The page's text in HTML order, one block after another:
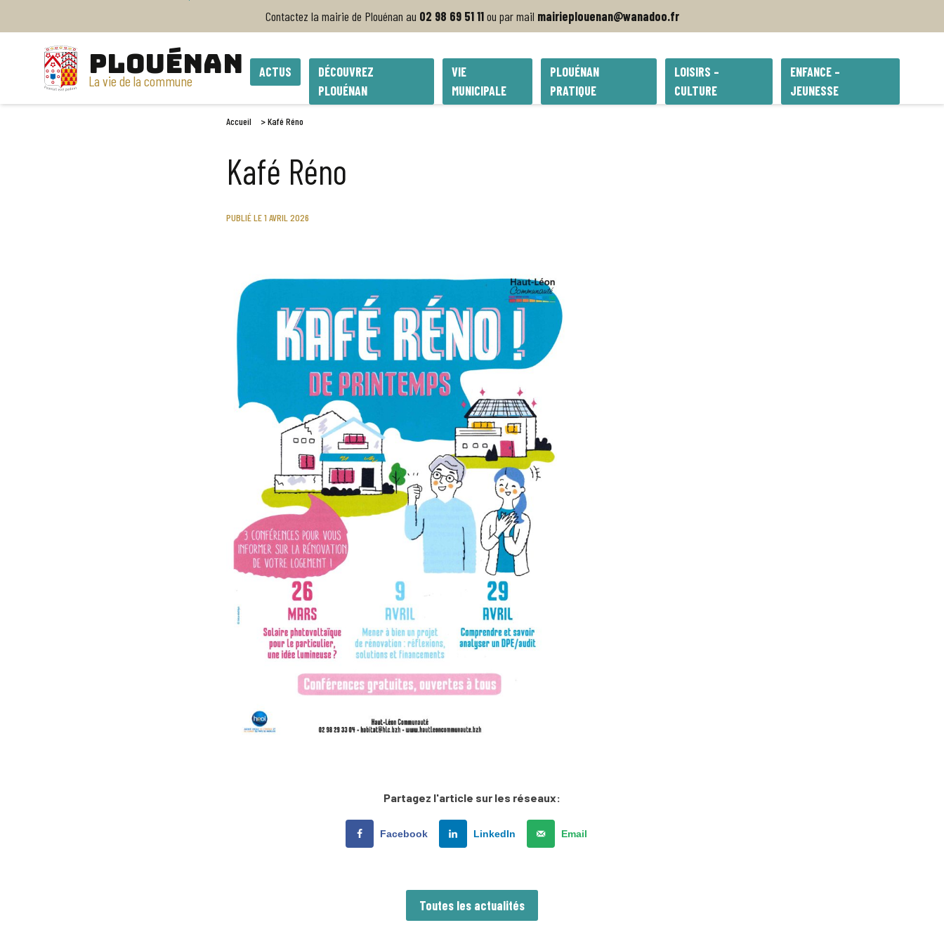
Contactez la mairie de Plouénan au 02 98 69 51 11ou par mail mairieplouenan@wanadoo.fr
PLOUÉNAN
La vie de la commune
ACTUS
DÉCOUVREZ
PLOUÉNAN
VIE
MUNICIPALE
PLOUÉNAN
PRATIQUE
LOISIRS –
CULTURE
ENFANCE –
JEUNESSE
Accueil >Kafé Réno
Kafé Réno
PUBLIÉ LE 1 AVRIL 2026
Partagez l'article sur les réseaux:
Facebook LinkedIn Email
Toutes les actualités